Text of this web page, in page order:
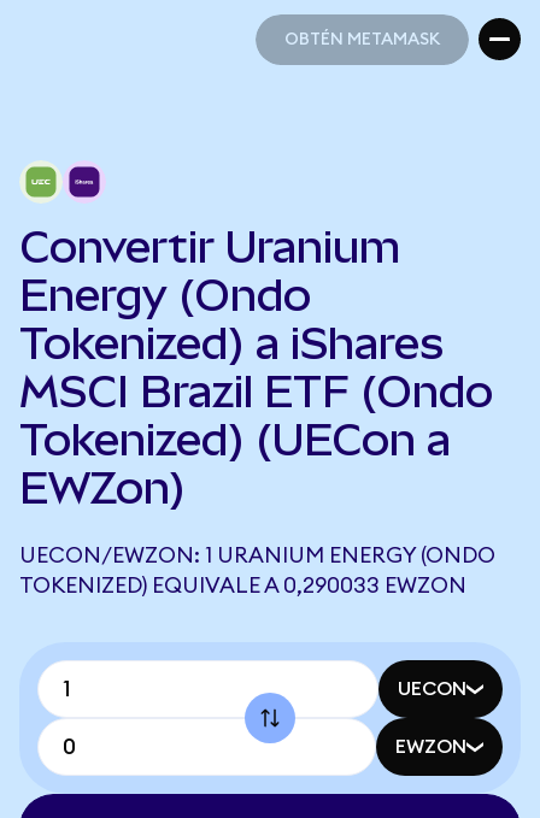
OBTÉN METAMASK
Convertir Uranium
Energy (Ondo
Tokenized) a iShares
MSCI Brazil ETF (Ondo
Tokenized) (UECon a
EWZon)
UECON/EWZON: 1 URANIUM ENERGY (ONDO
TOKENIZED) EQUIVALE A 0,290033 EWZON
UECON
EWZON